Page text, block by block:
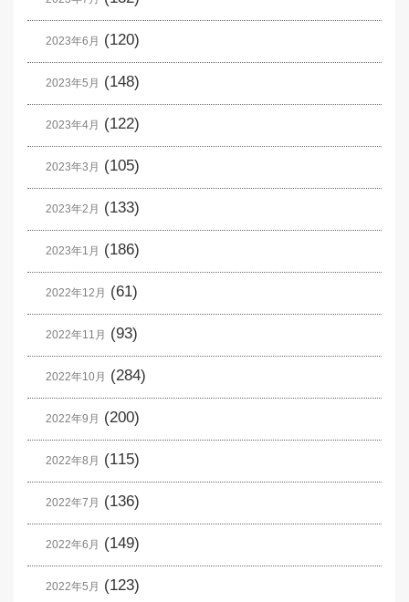
2023年6月 (120)
2023年5月 (148)
2023年4月 (122)
2023年3月 (105)
2023年2月 (133)
2023年1月 (186)
2022年12月 (61)
2022年11月 (93)
2022年10月 (284)
2022年9月 (200)
2022年8月 (115)
2022年7月 (136)
2022年6月 (149)
2022年5月 (123)